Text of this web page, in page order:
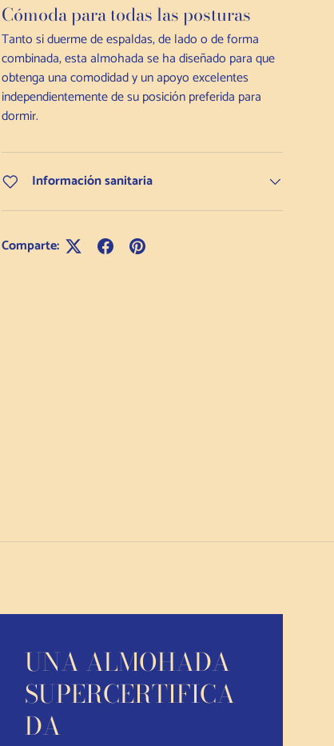
Cómoda para todas las posturas
Tanto si duerme de espaldas, de lado o de forma
combinada, esta almohada se ha diseñado para que
obtenga una comodidad y un apoyo excelentes
independientemente de su posición preferida para
dormir.
Información sanitaria
Comparte:
UNA ALMOHADA
SUPERCERTIFICA
DA